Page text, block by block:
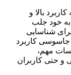
بالا و
به خود جلب
شناسایی
جاسوسی کاربرد
مهم،
حتی کاربران